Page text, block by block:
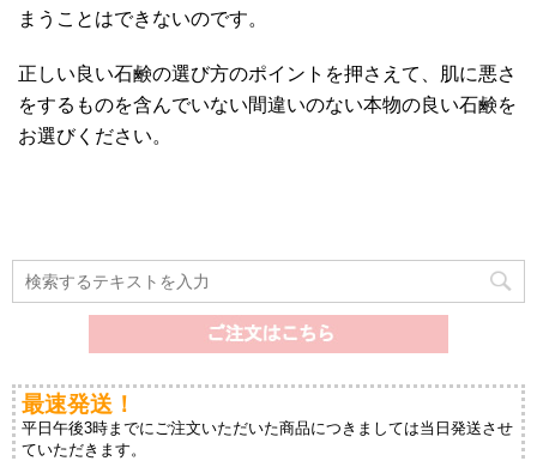
まうことはできないのです。
正しい良い石鹸の選び方のポイントを押さえて、肌に悪さ
をするものを含んでいない間違いのない本物の良い石鹸を
お選びください。
最速発送！
平日午後3時までにご注文いただいた商品につきましては当日発送させ
ていただきます。